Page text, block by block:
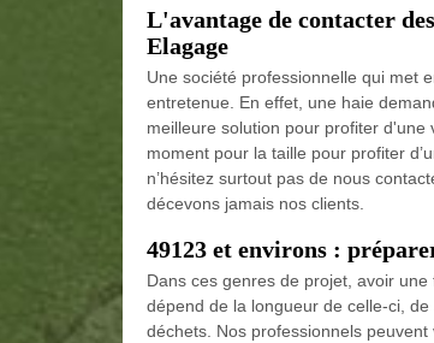
L'avantage de contacter
Elagage
Une société professionnelle qui met
entretenue. En effet, une haie
meilleure solution pour profiter
moment pour la taille pour profiter
n’hésitez surtout pas de nous
décevons jamais nos clients.
49123 et environs :
Dans ces genres de projet, avoir
dépend de la longueur de celle-ci,
déchets. Nos professionnels